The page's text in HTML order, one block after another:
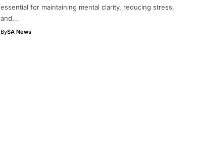
essential for maintaining mental clarity, reducing stress,
and…
BySA News